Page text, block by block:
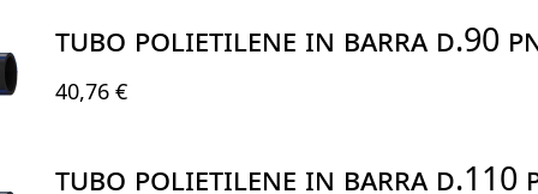
TUBO POLIETILENE IN BARRA D.90
40,76 €
TUBO POLIETILENE IN BARRA